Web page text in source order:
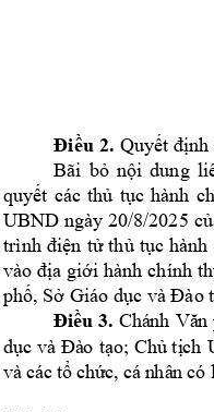
Điều 2. Quyết định
Bãi bỏ nội dung
quyết các thủ tục hành
UBND ngày 20/8/2025
trình điện tử thủ tục hành
vào địa giới hành chính
phố, Sở Giáo dục và Đào
Điều 3. Chánh Văn
dục và Đào tạo; Chủ tịch
và các tổ chức, cá nhân có